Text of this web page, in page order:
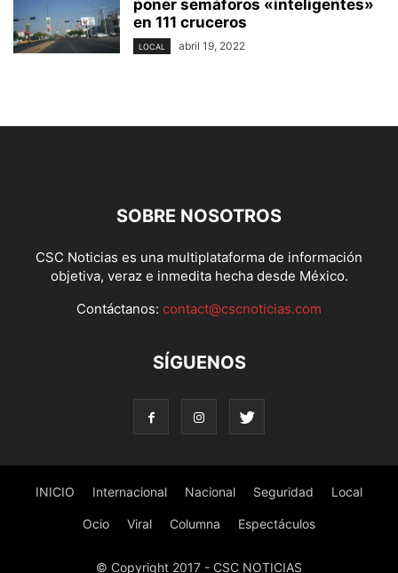
poner semáforos «inteligentes»
en 111 cruceros
LOCAL abril 19, 2022
SOBRE NOSOTROS
CSC Noticias es una multiplataforma de información
objetiva, veraz e inmedita hecha desde México.
Contáctanos: contact@cscnoticias.com
SÍGUENOS
INICIO Internacional Nacional Seguridad Local
Ocio Viral Columna Espectáculos
© Copyright 2017 - CSC NOTICIAS